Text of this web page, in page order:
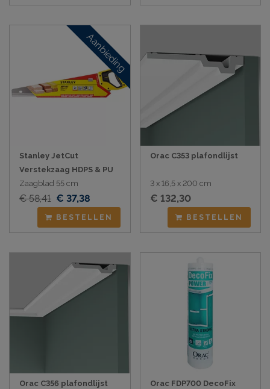
Aanbieding
Stanley JetCut
Verstekzaag HDPS & PU
Zaagblad 55 cm
€ 58,41 € 37,38
BESTELLEN
Orac C353 plafondlijst
3 x 16,5 x 200 cm
€ 132,30
BESTELLEN
Orac C356 plafondlijst
Orac FDP700 DecoFix